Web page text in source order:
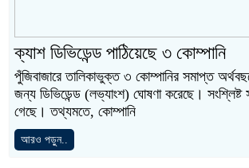
ক্যাশ ডিভিডেন্ড পাঠিয়েছে ৩ কোম্পানি
পুঁজিবাজারে তালিকাভুক্ত ৩ কোম্পানির সমাপ্ত
জন্য ডিভিডেন্ড (লভ্যাংশ) ঘোষণা করেছে।
গেছে। তথ্যমতে, কোম্পানি
আরও পড়ুন..